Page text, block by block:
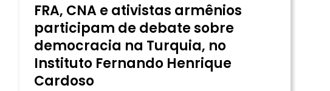
FRA, CNA e ativistas armênios
participam de debate sobre
democracia na Turquia, no
Instituto Fernando Henrique
Cardoso